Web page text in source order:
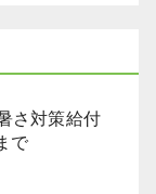
さ対策給付
で